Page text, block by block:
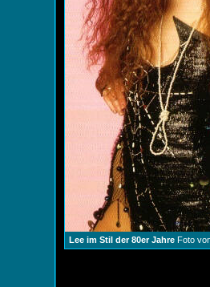
Lee im Stil der 80er Jahre Foto